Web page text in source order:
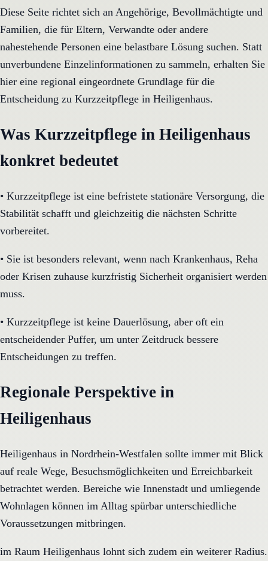
Diese Seite richtet sich an Angehörige, Bevollmächtigte und
Familien, die für Eltern, Verwandte oder andere
nahestehende Personen eine belastbare Lösung suchen. Statt
unverbundene Einzelinformationen zu sammeln, erhalten Sie
hier eine regional eingeordnete Grundlage für die
Entscheidung zu Kurzzeitpflege in Heiligenhaus.
Was Kurzzeitpflege in Heiligenhaus
konkret bedeutet
• Kurzzeitpflege ist eine befristete stationäre Versorgung, die
Stabilität schafft und gleichzeitig die nächsten Schritte
vorbereitet.
• Sie ist besonders relevant, wenn nach Krankenhaus, Reha
oder Krisen zuhause kurzfristig Sicherheit organisiert werden
muss.
• Kurzzeitpflege ist keine Dauerlösung, aber oft ein
entscheidender Puffer, um unter Zeitdruck bessere
Entscheidungen zu treffen.
Regionale Perspektive in
Heiligenhaus
Heiligenhaus in Nordrhein-Westfalen sollte immer mit Blick
auf reale Wege, Besuchsmöglichkeiten und Erreichbarkeit
betrachtet werden. Bereiche wie Innenstadt und umliegende
Wohnlagen können im Alltag spürbar unterschiedliche
Voraussetzungen mitbringen.
im Raum Heiligenhaus lohnt sich zudem ein weiterer Radius.